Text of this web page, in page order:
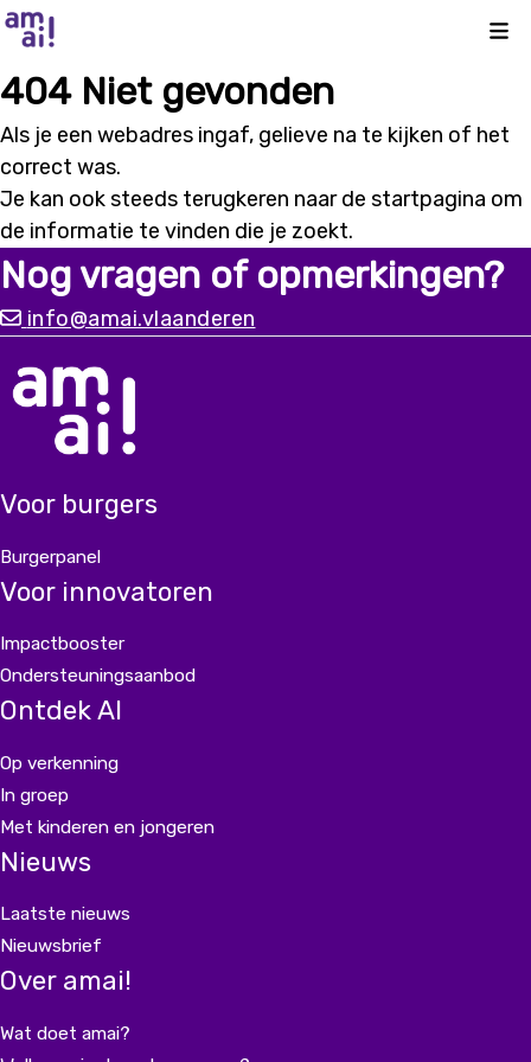
404 Niet gevonden
Als je een webadres ingaf, gelieve na te kijken of het
correct was.
Je kan ook steeds terugkeren naar de startpagina om
de informatie te vinden die je zoekt.
Nog vragen of opmerkingen?
info@amai.vlaanderen
Voor burgers
Burgerpanel
Voor innovatoren
Impactbooster
Ondersteuningsaanbod
Ontdek AI
Op verkenning
In groep
Met kinderen en jongeren
Nieuws
Laatste nieuws
Nieuwsbrief
Over amai!
Wat doet amai?